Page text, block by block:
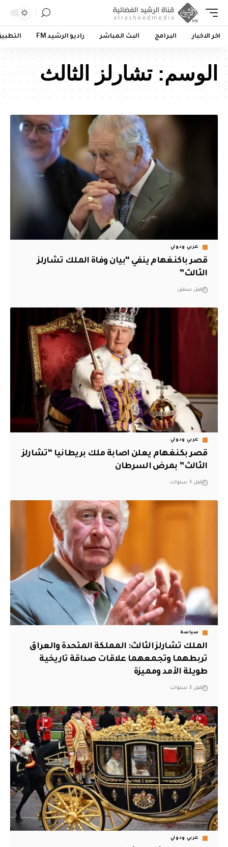
اخر الاخبار البرامج البث المباشر راديو الرشيد FM
الوسم:تشارلز الثالث
عربي ودولي
قصر باكنغهام ينفي “بيان وفاة الملك تشارلز
الثالث”
قبل سنتين
عربي ودولي
قصر بكنغهام يعلن اصابة ملك بريطانيا “تشارلز
الثالث” بمرض السرطان
قبل 3 سنوات
سياسة
الملك تشارلز الثالث: المملكة المتحدة والعراق
تربطهما وتجمعهما علاقات صداقة تاريخية
طويلة الأمد ومميزة
قبل 3 سنوات
عربي ودولي